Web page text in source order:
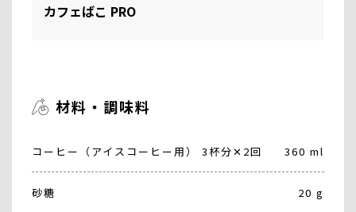
カフェばこ PRO
材料・調味料
コーヒー（アイスコーヒー用） 3杯分✕2回 360 ml
砂糖 20 g